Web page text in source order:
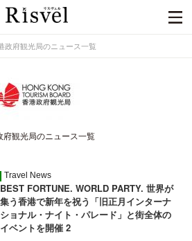
政府観光局のニュース一覧
府観光局のニュース一覧
Travel News
BEST FORTUNE. WORLD PARTY. 世界が
集う香港で新年を祝う「旧正月インターナ
ショナル・ナイト・パレード」と街全体の
イベントを開催 2